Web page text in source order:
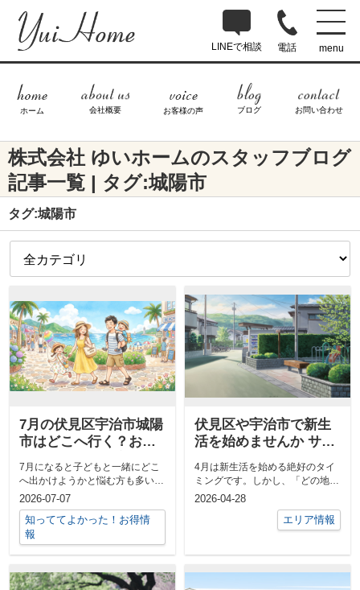
LINEで相談 電話 menu
ホーム 会社概要 お客様の声 ブログ お問い合わせ
株式会社 ゆいホームのスタッフブログ
記事一覧 | タグ:城陽市
タグ:城陽市
7月の伏見区宇治市城陽
市はどこへ行く？お出
間を楽しもう
7月になると子どもと一緒にどこ
へ出かけようかと悩む方も多いの
ではないでしょうか。特にファミ
リーで暮ら...
2026-07-07
知っててよかった！お得情
報
伏見区や宇治市で新生
活を始めませんか サポ
の特徴を紹介
4月は新生活を始める絶好のタイ
ミングです。しかし、「どの地域
が暮らしやすい？」「住みやすさ
2026-04-28
エリア情報